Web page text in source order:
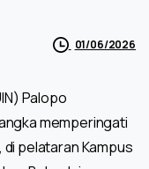
01/06/2026
Palopo
memperingati
di pelataran Kampus